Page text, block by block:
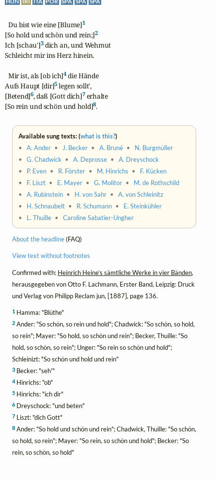
  Du bist wie eine [Blume]
1
[So hold und schön und rein;]2
Ich [schau']3 dich an, und Wehmut
Schleicht mir ins Herz hinein.
  Mir ist, als [ob ich]
4 die Hände
Aufs Haupt [dir]5 legen sollt',
[Betend]6, daß [Gott dich]7 erhalte
[So rein und schön und hold]8.
Available sung texts: (what is this?)
•A. Ander • J. Becker •A. Bruné • N. Burgmüller
•G. Chadwick •A. Deprosse •A. Dreyschock
• P. Even • R. Förster • M. Hinrichs • F. Kücken
• F. Liszt • E. Mayer •G. Molitor • M. de Rothschild
•A. Rubinstein • H. von Sahr •A. von Schleinitz
• H. Schnaubelt • R. Schumann • E. Steinkühler
• L. Thuille •Caroline Sabatier-Ungher
About the headline(FAQ)
View text without footnotes
Confirmed with: Heinrich Heine’s sämtliche Werke in vier Bänden,
herausgegeben von Otto F. Lachmann, Erster Band, Leipzig: Druck
und Verlag von Philipp Reclam jun, [1887], page 136.
1 Hamma: "Blüthe"
2 Ander: "So schön, so rein und hold"; Chadwick: "So schön, so hold,
so rein"; Mayer: "So hold, so schön und rein"; Becker, Thuille: "So
hold, so schön, so rein"; Unger: "So rein so schön und hold";
Schleinizt: "So schön und hold und rein"
3 Becker: "seh'"
4Hinrichs: "ob"
5 Hinrichs: "ich dir"
6 Dreyschock: "und beten"
7 Liszt: "dich Gott"
8 Ander: "So hold und schön und rein"; Chadwick, Thuille: "So schön,
so hold, so rein"; Mayer: "So rein, so schön und hold"; Becker: "So
rein, so schön, so hold"